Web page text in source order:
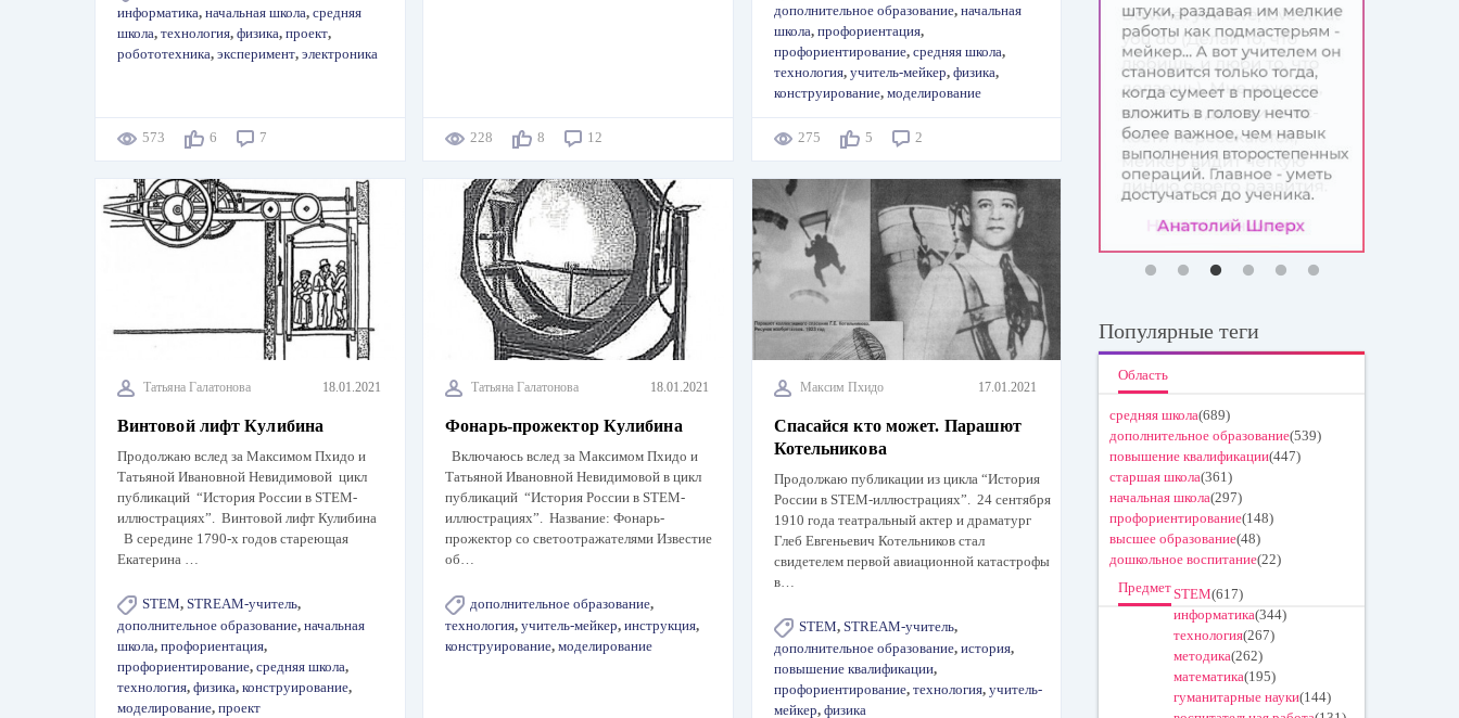
информатика, начальная школа, средняя
школа, технология, физика, проект,
робототехника, эксперимент, электроника
573 6 7 228 8 12
дополнительное образование, начальная
школа, профориентация,
профориентирование, средняя школа,
технология, учитель-мейкер, физика,
конструирование, моделирование
275 5 2
Татьяна Галатонова 18.01.2021
Винтовой лифт Кулибина
Продолжаю вслед за Максимом Пхидо и
Татьяной Ивановной Невидимовой цикл
публикаций “История России в STEM-
иллюстрациях”. Винтовой лифт Кулибина
В середине 1790-х годов стареющая
Екатерина …
STEM, STREAM-учитель,
дополнительное образование, начальная
школа, профориентация,
профориентирование, средняя школа,
технология, физика, конструирование,
моделирование, проект
Татьяна Галатонова 18.01.2021
Фонарь-прожектор Кулибина
Включаюсь вслед за Максимом Пхидо и
Татьяной Ивановной Невидимовой в цикл
публикаций “История России в STEM-
иллюстрациях”. Название: Фонарь-
прожектор со светоотражателями Известие
об…
дополнительное образование,
технология,учитель-мейкер,инструкция,
конструирование,моделирование
Максим Пхидо 17.01.2021
Спасайся кто может. Парашют
Котельникова
Продолжаю публикации из цикла “История
России в STEM-иллюстрациях”. 24 сентября
1910 года театральный актер и драматург
Глеб Евгеньевич Котельников стал
свидетелем первой авиационной катастрофы
в…
STEM, STREAM-учитель,
дополнительное образование, история,
повышение квалификации,
профориентирование, технология, учитель-
мейкер, физика
Популярные теги
Область
средняя школа(689)
дополнительное образование(539)
повышение квалификации(447)
старшая школа(361)
начальная школа(297)
профориентирование(148)
высшее образование(48)
дошкольное воспитание(22)
ПредметSTEM(617)
информатика(344)
технология(267)
методика(262)
математика(195)
гуманитарные науки(144)